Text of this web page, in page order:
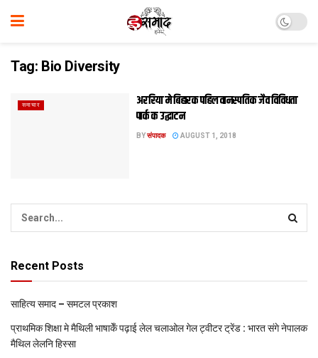
Tag: Bio Diversity
समाचार
अररिया मे बिहारक पहिल वानस्पतिक जैव विविधता
पार्क क उद्घाटन
BYसंपादक AUGUST 1, 2018
Recent Posts
साहित्य समाद – समटल प्रकाश
प्राथमिक शि‍क्षा मे मैथि‍ली भाषाकेँ पढ़ाई लेल चलाओल गेल ट्वीटर ट्रेंड : भारत संगे नेपालक
मैथिल लेलनि हिस्सा